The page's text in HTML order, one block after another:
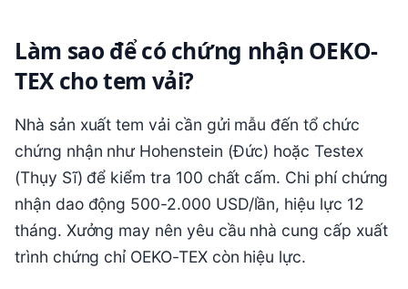
Làm sao để có chứng nhận OEKO-
TEX cho tem vải?
Nhà sản xuất tem vải cần gửi mẫu đến tổ chức
chứng nhận như Hohenstein (Đức) hoặc Testex
(Thụy Sĩ) để kiểm tra 100 chất cấm. Chi phí chứng
nhận dao động 500-2.000 USD/lần, hiệu lực 12
tháng. Xưởng may nên yêu cầu nhà cung cấp xuất
trình chứng chỉ OEKO-TEX còn hiệu lực.